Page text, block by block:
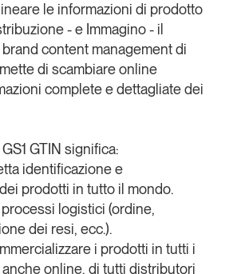
le informazioni di prodotto
- e Immagino- il
content managementdi
di scambiare online
complete e dettagliate dei
GTIN significa:
identificazione e
prodotti in tutto il mondo.
logistici (ordine,
dei resi, ecc.).
i prodotti in tutti i
online, di tutti distributori